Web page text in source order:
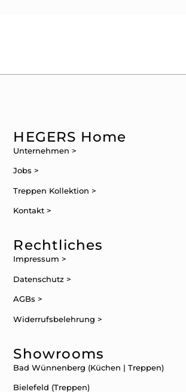
HEGERS Home
Unternehmen >
Jobs >
Treppen Kollektion >
Kontakt >
Rechtliches
Impressum >
Datenschutz >
AGBs >
Widerrufsbelehrung >
Showrooms
Bad Wünnenberg (Küchen | Treppen)
Bielefeld (Treppen)